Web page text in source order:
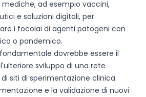
ad esempio vaccini,
e soluzioni digitali, per
i focolai di agenti patogeni con
o pandemico.
dovrebbe essere il
sviluppo di una rete
siti di sperimentazione clinica
e la validazione di nuovi